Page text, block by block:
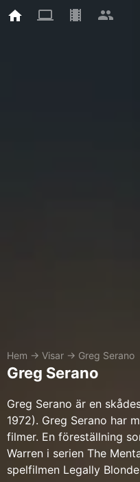
Hem → Visar → Greg Serano
Greg Serano
Greg Serano är en
1972). Greg Serano har
filmer. En föreställning
Warren i serien The
spelfilmen Legally